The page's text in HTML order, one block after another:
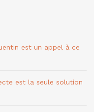
est un appel à ce
est la seule solution